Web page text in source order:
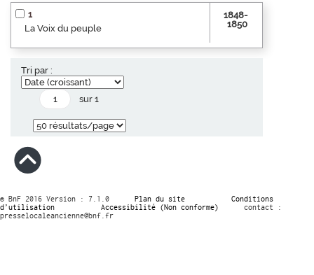
1
La Voix du peuple
1848-
1850
Tri par :
sur 1
© BnF 2016 Version : 7.1.0 Plan du site
Conditions
d’utilisation
Accessibilité (Non conforme)
contact :
presselocaleancienne@bnf.fr